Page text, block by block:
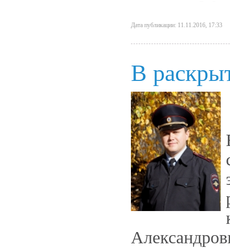
Дата публикации: 11.11.2016, 17:33
В